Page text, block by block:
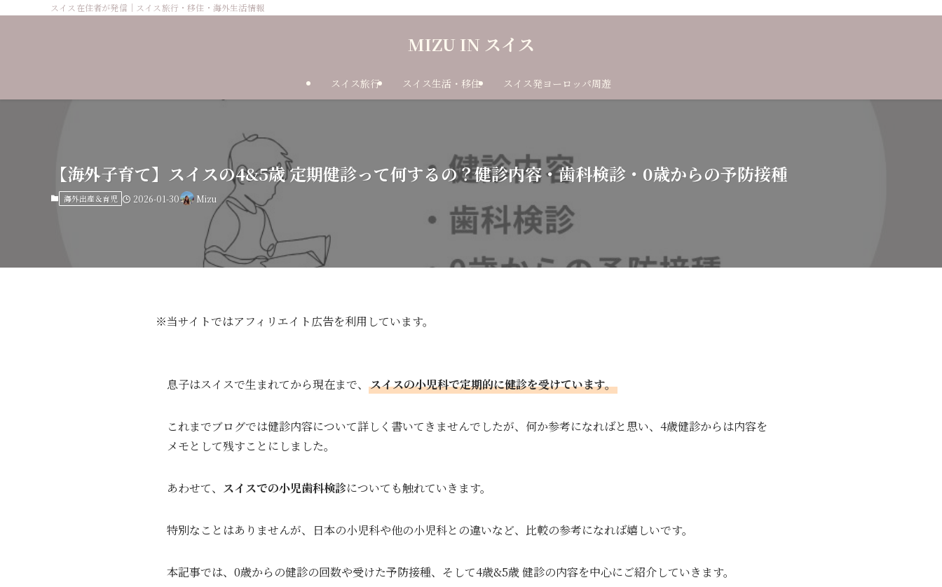
スイス在住者が発信｜スイス旅行・移住・海外生活情報
MIZU IN スイス
スイス旅行 スイス生活・移住 スイス発ヨーロッパ周遊
【海外子育て】スイスの4&5歳 定期健診って何するの？健診内容・歯科検診・0歳からの予防接種
海外出産＆育児 2026-01-30 Mizu
※当サイトではアフィリエイト広告を利用しています。
息子はスイスで生まれてから現在まで、 スイスの小児科で定期的に健診を受けています。
これまでブログでは健診内容について詳しく書いてきませんでしたが、何か参考になればと思い、4歳健診からは内容を
メモとして残すことにしました。
あわせて、 スイスでの小児歯科検診についても触れていきます。
特別なことはありませんが、日本の小児科や他の小児科との違いなど、比較の参考になれば嬉しいです。
本記事では、0歳からの健診の回数や受けた予防接種、そして4歳&5歳 健診の内容を中心にご紹介していきます。